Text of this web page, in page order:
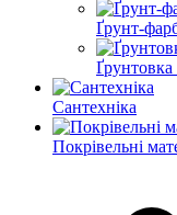
Ґрунт-
Сантехніка
Покрівельні